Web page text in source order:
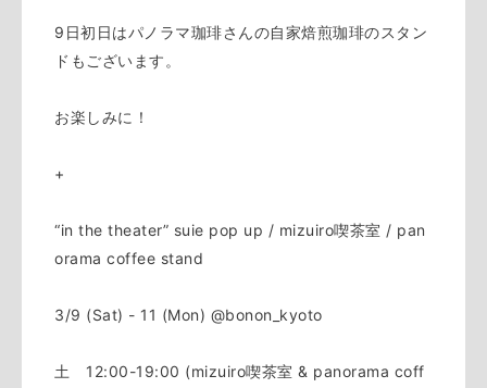
9日初日はパノラマ珈琲さんの自家焙煎珈琲のスタン
ドもございます。
お楽しみに！
+
“in the theater” suie pop up / mizuiro喫茶室 / pan
orama coffee stand
3/9 (Sat) - 11 (Mon) @bonon_kyoto
土 12:00-19:00 (mizuiro喫茶室 & panorama coff